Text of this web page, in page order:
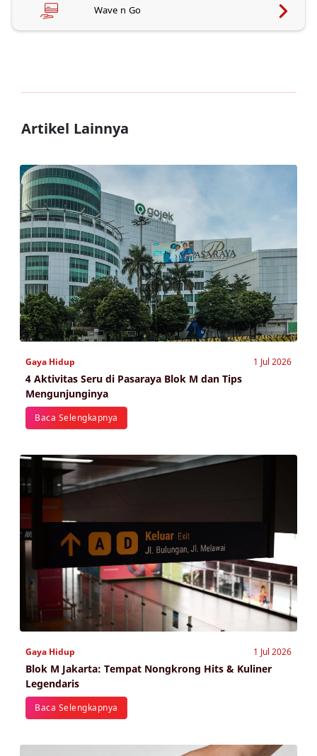
Wave n Go
Artikel Lainnya
Gaya Hidup 1 Jul 2026
4 Aktivitas Seru di Pasaraya Blok M dan Tips
Mengunjunginya
Baca Selengkapnya
Gaya Hidup 1 Jul 2026
Blok M Jakarta: Tempat Nongkrong Hits & Kuliner
Legendaris
Baca Selengkapnya